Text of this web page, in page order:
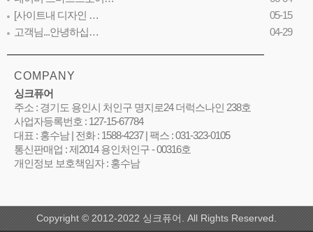
[사이트내 디자인 …
05-15
고객님...안녕하십…
04-29
COMPANY
싱크퓨어
주소 : 경기도 용인시 처인구 명지로24 더럭스나인 238호
사업자등록번호 : 127-15-67784
대표 : 홍수남 | 전화 : 1588-4237 | 팩스 : 031-323-0105
통신판매업 : 제2014 용인처인구 - 00316호
개인정보 보호책임자 : 홍수남
Copyright © 2012-2022 싱크퓨어. All Rights Reserved.